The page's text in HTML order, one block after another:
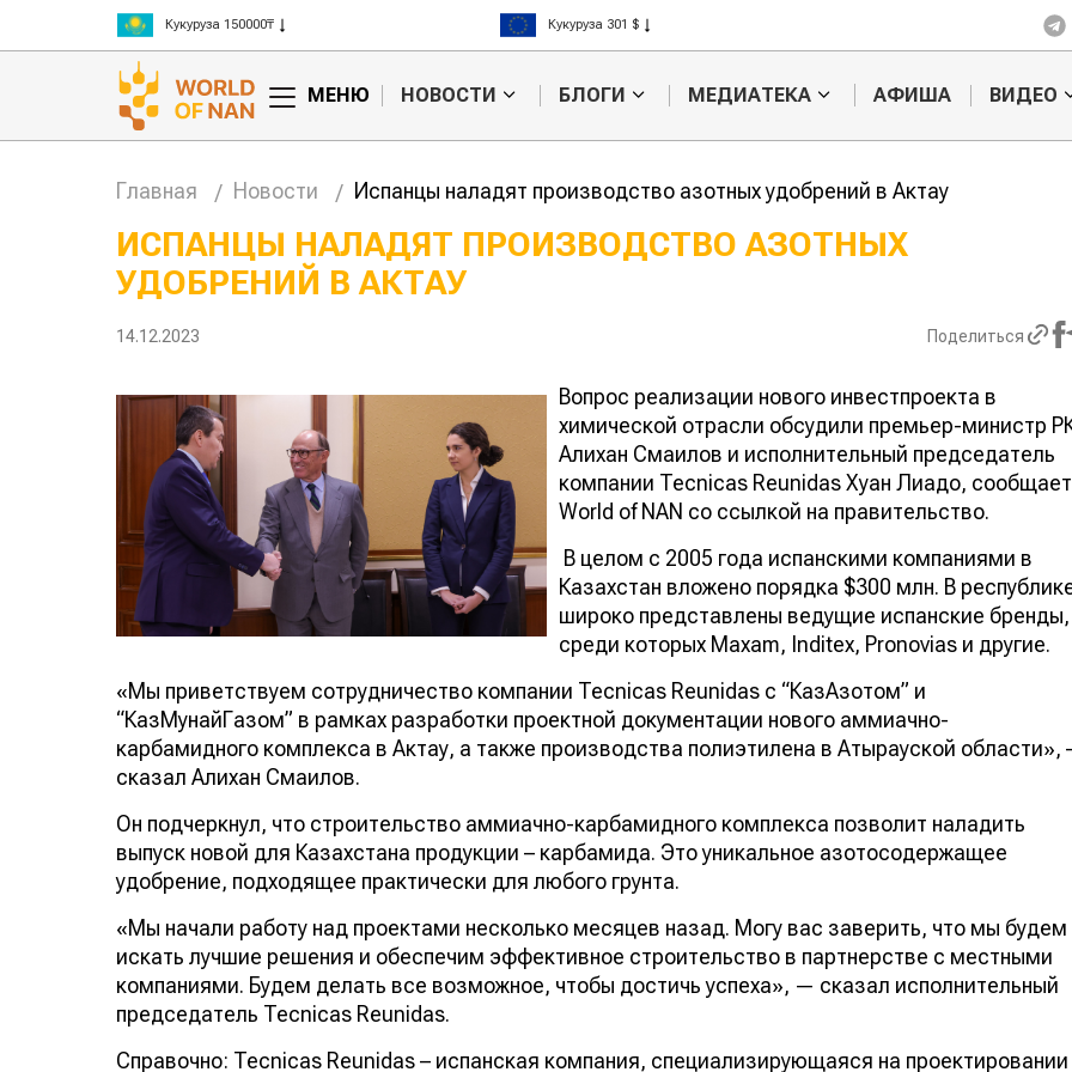
Рис 300000₸
Пшеница 3 класс 125000₸
Рис 408 $
Пшеница 423 $
МЕНЮ НОВОСТИ БЛОГИ МЕДИАТЕКА АФИША ВИДЕО
Главная Новости Испанцы наладят производство азотных удобрений в Актау
ИСПАНЦЫ НАЛАДЯТ ПРОИЗВОДСТВО АЗОТНЫХ
УДОБРЕНИЙ В АКТАУ
14.12.2023 Поделиться
Вопрос реализации нового инвестпроекта в
химической отрасли обсудили премьер-министр
Алихан Смаилов и исполнительный председатель
компании Tecnicas Reunidas Хуан Лиадо, сообщает
World of NAN со ссылкой на правительство.
В целом с 2005 года испанскими компаниями в
Казахстан вложено порядка $300 млн. В
широко представлены ведущие испанские бренды,
среди которых Maxam, Inditex, Pronovias и другие.
«Мы приветствуем сотрудничество компании Tecnicas Reunidas с “КазАзотом” и
“КазМунайГазом” в рамках разработки проектной документации нового аммиачно-
карбамидного комплекса в Актау, а также производства полиэтилена в Атырауской области»,
сказал Алихан Смаилов.
Он подчеркнул, что строительство аммиачно-карбамидного комплекса позволит наладить
выпуск новой для Казахстана продукции – карбамида. Это уникальное азотосодержащее
удобрение, подходящее практически для любого грунта.
«Мы начали работу над проектами несколько месяцев назад. Могу вас заверить, что мы будем
искать лучшие решения и обеспечим эффективное строительство в партнерстве с местными
компаниями. Будем делать все возможное, чтобы достичь успеха», — сказал исполнительный
председатель Tecnicas Reunidas.
Справочно: Tecnicas Reunidas – испанская компания, специализирующаяся на проектировании
Картофельные
жука будут выжигать
лазером
продуктивность
мясного скота